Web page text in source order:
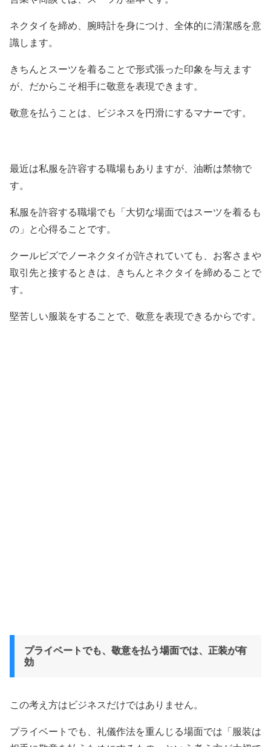
ネクタイを締め、腕時計を身につけ、全体的に清潔感を意
識します。
きちんとスーツを着ることで形式張った印象を与えます
が、だからこそ相手に敬意を表現できます。
敬意を払うことは、ビジネスを円滑にするマナーです。
最近は私服を許容する職場もありますが、油断は禁物で
す。
私服を許容する職場でも「大切な場面ではスーツを着るも
の」と心得ることです。
クールビズでノーネクタイが許されていても、お客さまや
取引先と接するときは、きちんとネクタイを締めることで
す。
堅苦しい服装をすることで、敬意を表現できるからです。
プライベートでも、敬意を払う場面では、正装が有
効
この考え方はビジネスだけではありません。
プライベートでも、礼儀作法を重んじる場面では「服装は